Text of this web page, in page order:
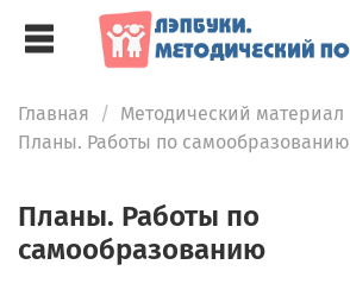
Главная
Методический материал
Планы. Работы по самообразованию
Планы. Работы по
самообразованию